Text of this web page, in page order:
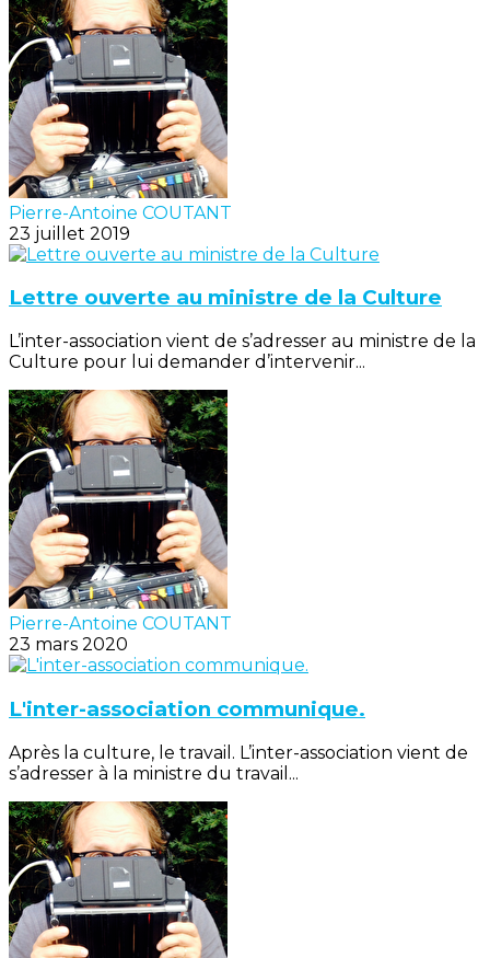
Pierre-Antoine COUTANT
23 juillet 2019
Lettre ouverte au ministre de la Culture
L’inter-association vient de s’adresser au ministre de la
Culture pour lui demander d’intervenir...
Pierre-Antoine COUTANT
23 mars 2020
L'inter-association communique.
Après la culture, le travail. L’inter-association vient de
s’adresser à la ministre du travail...